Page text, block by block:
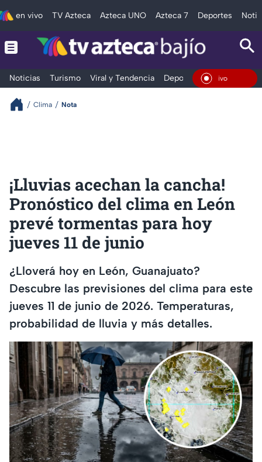
en vivo TV Azteca Azteca UNO Azteca 7 Deportes
Noticias Turismo Viral y Tendencia Deportes Espectáculos
En
Clima Nota
¡Lluvias acechan la cancha!
Pronóstico del clima en León
prevé tormentas para hoy
jueves 11 de junio
¿Lloverá hoy en León, Guanajuato?
Descubre las previsiones del clima para este
jueves 11 de junio de 2026. Temperaturas,
probabilidad de lluvia y más detalles.